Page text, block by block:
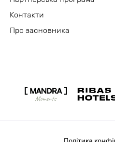
Контакти
Про засновника